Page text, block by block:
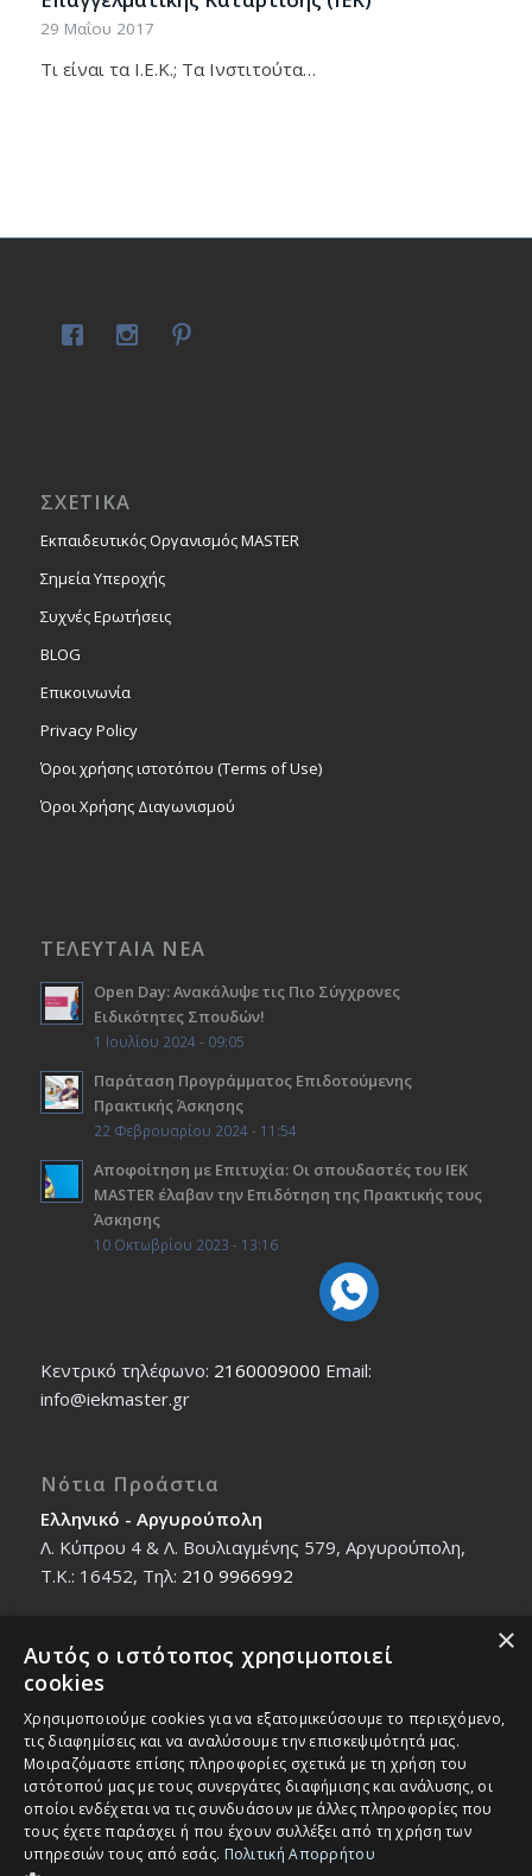
29 Μαΐου 2017
Τι είναι τα Ι.Ε.Κ.; Τα Ινστιτούτα…
ΣΧΕΤΙΚΑ
Εκπαιδευτικός Οργανισμός MASTER
Σημεία Υπεροχής
Συχνές Ερωτήσεις
BLOG
Επικοινωνία
Privacy Policy
Όροι χρήσης ιστοτόπου (Terms of Use)
Όροι Χρήσης Διαγωνισμού
ΤΕΛΕΥΤΑΙΑ ΝΕΑ
Open Day: Ανακάλυψε τις Πιο Σύγχρονες
Ειδικότητες Σπουδών!
1 Ιουλίου 2024 - 09:05
Παράταση Προγράμματος Επιδοτούμενης
Πρακτικής Άσκησης
22 Φεβρουαρίου 2024 - 11:54
Αποφοίτηση με Επιτυχία: Οι σπουδαστές του ΙΕΚ
ΜΑSTER έλαβαν την Επιδότηση της Πρακτικής τους
Άσκησης
10 Οκτωβρίου 2023 - 13:16
Κεντρικό τηλέφωνο: 2160009000 Εmail:
info@iekmaster.gr
Νότια Προάστια
Ελληνικό - Αργυρούπολη
Λ. Κύπρου 4 & Λ. Βουλιαγμένης 579, Αργυρούπολη,
T.K.: 16452, Τηλ: 210 9966992
Βόρεια Προάστια
Νέο Ηράκλειο - Μαρούσι
Ζαλοκώστα 18 & Εμμανουήλ Παπαδάκη 12, T.K.:
14121, Τηλ:210 2712588
×
Αυτός ο ιστότοπος χρησιμοποιεί
cookies
Χρησιμοποιούμε cookies για να εξατομικεύσουμε το περιεχόμενο,
τις διαφημίσεις και να αναλύσουμε την επισκεψιμότητά μας.
Μοιραζόμαστε επίσης πληροφορίες σχετικά με τη χρήση του
ιστότοπού μας με τους συνεργάτες διαφήμισης και ανάλυσης, οι
οποίοι ενδέχεται να τις συνδυάσουν με άλλες πληροφορίες που
τους έχετε παράσχει ή που έχουν συλλέξει από τη χρήση των
υπηρεσιών τους από εσάς. Πολιτική Απορρήτου